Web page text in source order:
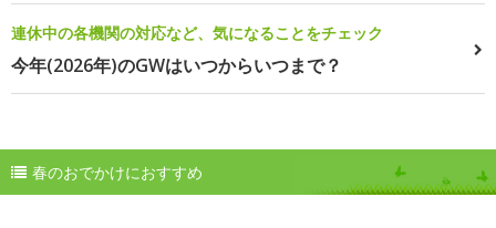
連休中の各機関の対応など、気になることをチェック
今年(2026年)のGWはいつからいつまで？
春のおでかけにおすすめ